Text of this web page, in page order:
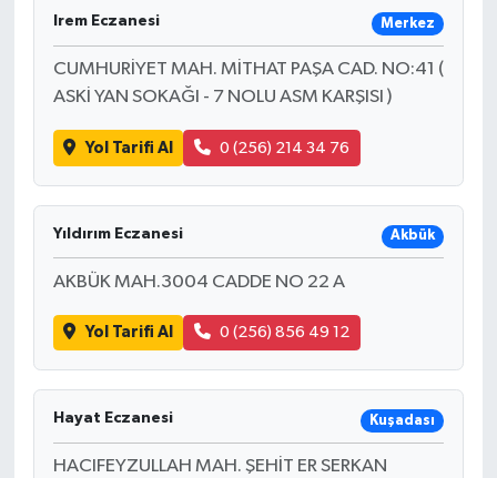
Irem Eczanesi Merkez
CUMHURİYET MAH. MİTHAT PAŞA CAD. NO:41 (
ASKİ YAN SOKAĞI - 7 NOLU ASM KARŞISI )
Yol Tarifi Al 0 (256) 214 34 76
Yıldırım Eczanesi Akbük
AKBÜK MAH.3004 CADDE NO 22 A
Yol Tarifi Al 0 (256) 856 49 12
Hayat Eczanesi Kuşadası
HACIFEYZULLAH MAH. ŞEHİT ER SERKAN
Siyaset
Spor
Vasıta
Yaşam